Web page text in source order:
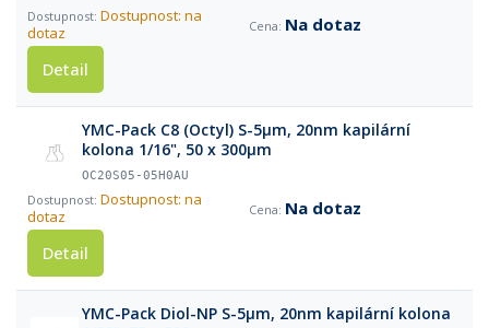
Dostupnost: na
dotaz
Na dotaz
Detail
YMC-Pack C8 (Octyl) S-5µm, 20nm kapilární
kolona 1/16", 50 x 300µm
OC20S05-05H0AU
Dostupnost: na
dotaz
Na dotaz
Detail
YMC-Pack Diol-NP S-5µm, 20nm kapilární kolona